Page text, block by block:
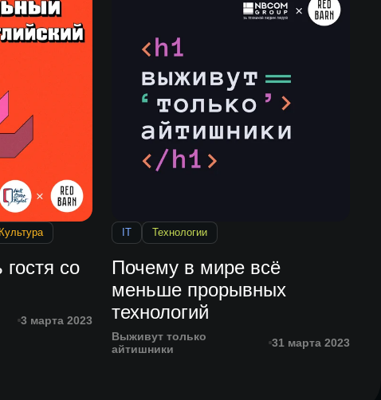
Культура
со
3 марта 2023
IT Технологии
Почему в мире всё
меньше прорывных
технологий
Выживут только
айтишники
31 марта 2023